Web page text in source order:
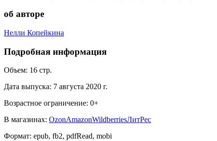
об авторе
Нелли Копейкина
Подробная информация
Объем: 16 стр.
Дата выпуска: 7 августа 2020 г.
Возрастное ограничение: 0+
В магазинах: OzonAmazonWildberriesЛитРес
Формат: epub, fb2, pdfRead, mobi